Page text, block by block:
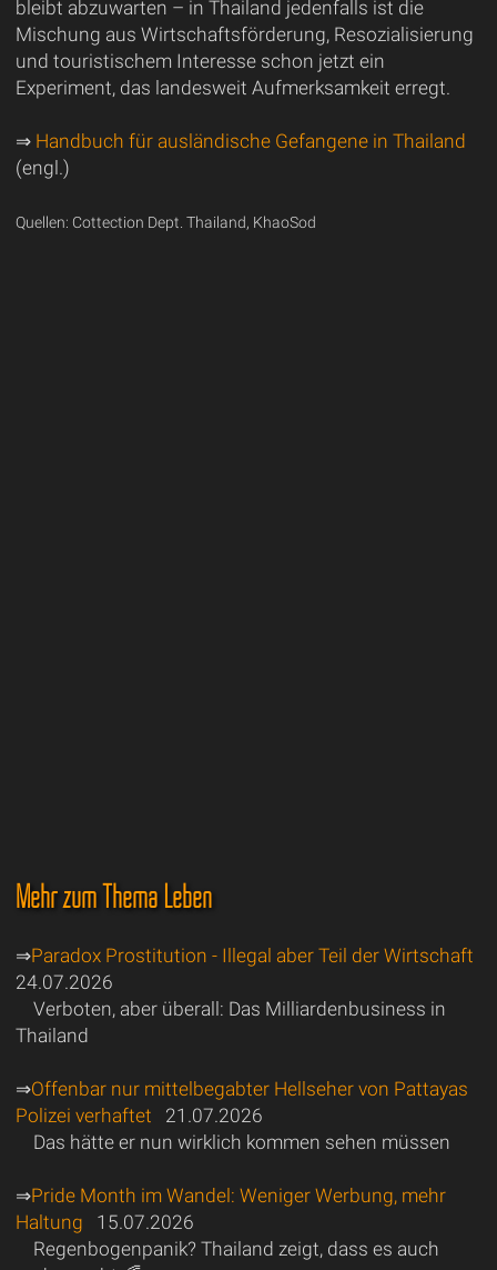
bleibt abzuwarten – in Thailand jedenfalls ist die
Mischung aus Wirtschaftsförderung, Resozialisierung
und touristischem Interesse schon jetzt ein
Experiment, das landesweit Aufmerksamkeit erregt.
⇒ Handbuch für ausländische Gefangene in Thailand
(engl.)
Quellen: Cottection Dept. Thailand, KhaoSod
Mehr zum Thema Leben
⇒Paradox Prostitution - Illegal aber Teil der Wirtschaft
24.07.2026
Verboten, aber überall: Das Milliardenbusiness in
Thailand
⇒Offenbar nur mittelbegabter Hellseher von Pattayas
Polizei verhaftet 21.07.2026
Das hätte er nun wirklich kommen sehen müssen
⇒Pride Month im Wandel: Weniger Werbung, mehr
Haltung 15.07.2026
Regenbogenpanik? Thailand zeigt, dass es auch